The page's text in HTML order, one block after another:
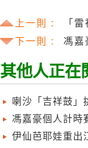
上一則 :
「
下一則 :
馮嘉
其他人正在
喇沙「吉祥鼓」
馮嘉豪個人計時
伊仙芭耶娃重出